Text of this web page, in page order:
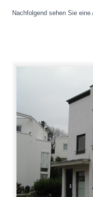
Nachfolgend sehen Sie